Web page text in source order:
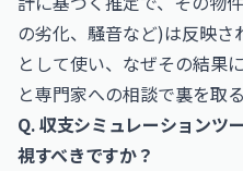
の劣化、騒音など)は反映
として使い、なぜその結果
と専門家への相談で裏を取
Q. 収支シミュレーションツ
視すべきですか？